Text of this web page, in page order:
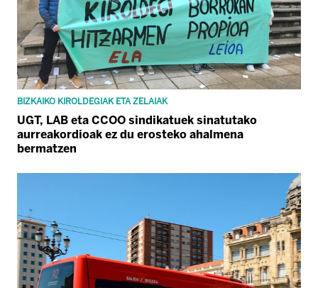
BIZKAIKO KIROLDEGIAK ETA ZELAIAK
UGT, LAB eta CCOO sindikatuek sinatutako
aurreakordioak ez du erosteko ahalmena
bermatzen